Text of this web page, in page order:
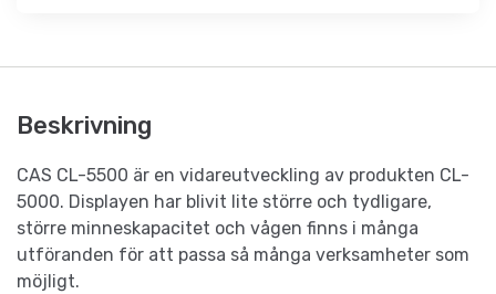
Beskrivning
CAS CL-5500 är en vidareutveckling av produkten CL-
5000. Displayen har blivit lite större och tydligare,
större minneskapacitet och vågen finns i många
utföranden för att passa så många verksamheter som
möjligt.